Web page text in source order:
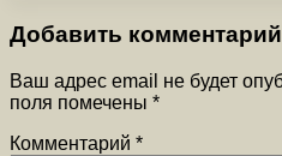
Добавить комментарий
Ваш адрес email не будет
поля помечены *
Комментарий *